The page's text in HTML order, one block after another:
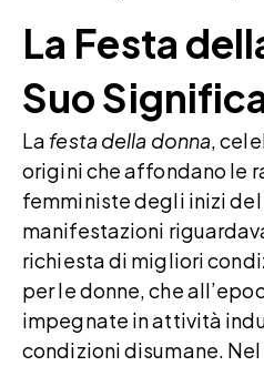
La Festa
Suo
La festa della donna,
origini che affondano le
femministe degli inizi
manifestazioni
richiesta di migliori
per le donne, che
impegnate in attività
condizioni disumane.